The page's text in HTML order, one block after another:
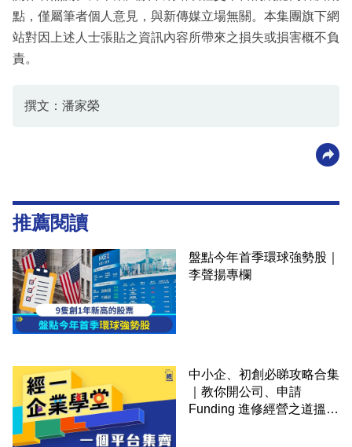
點，僅屬筆者個人意見，與新傳媒立場無關。本集團旗下網
站對因上述人士張貼之資訊內容所帶來之損失或損害概不負
責。
撰文：潘家榮
推薦閱讀
盤點今年首季環球強勢股｜
李聲揚專欄
中小企、初創必睇攻略合集
｜教你開公司、申請
Funding 進修經營之道搵大